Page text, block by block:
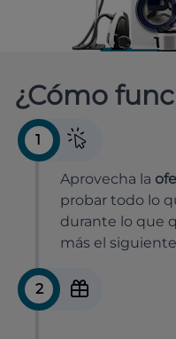
¿Cómo
1
Aprovecha la
probar todo lo
durante lo que
más el
2